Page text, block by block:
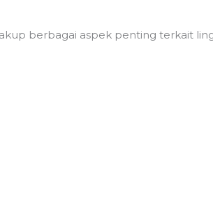
berbagai aspek penting terkait